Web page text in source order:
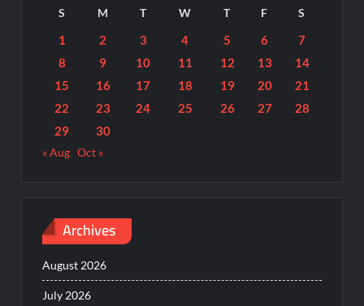
S M T W T F S
1 2 3 4 5 6
7
8
9 10 11 12 13
14
15
16 17 18 19 20
21
22
23 24 25 26 27
28
29
30
« Aug Oct »
Archives
August 2026
July 2026